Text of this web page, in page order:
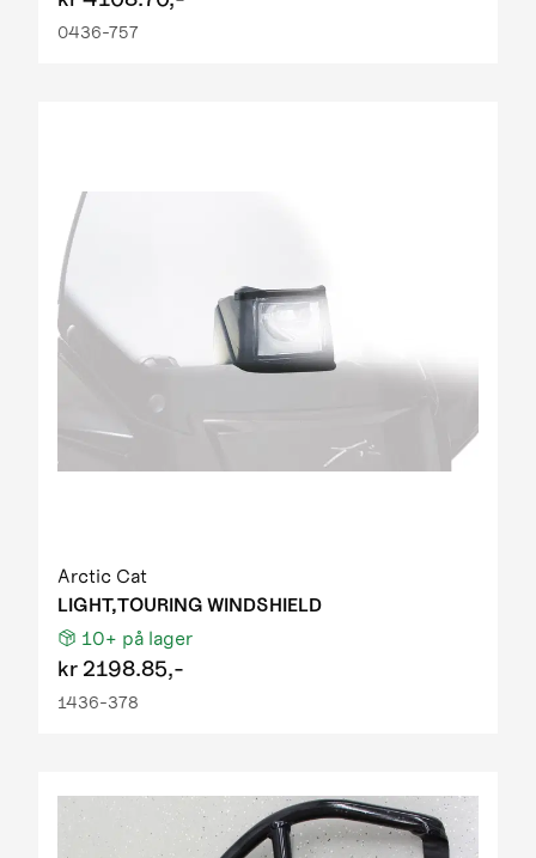
0436-757
Arctic Cat
LIGHT,TOURING WINDSHIELD
10+ på lager
kr 2198.85,-
1436-378